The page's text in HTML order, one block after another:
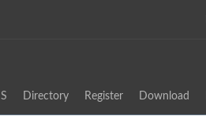
Directory Register Download